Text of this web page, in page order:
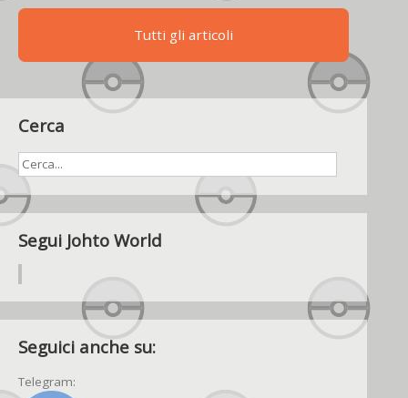
così
diverso
Tutti gli articoli
Cerca
Segui Johto World
Seguici anche su:
Telegram: